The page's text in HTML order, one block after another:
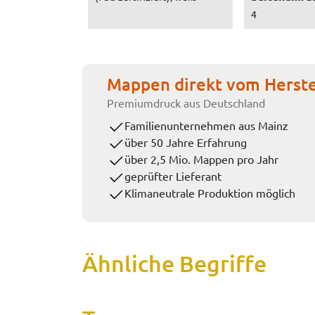
4
Mappen direkt vom
Premiumdruck aus Deutschland
Familienunternehmen aus Mainz
über 50 Jahre Erfahrung
über 2,5 Mio. Mappen pro Jahr
geprüfter Lieferant
Klimaneutrale Produktion möglich
Ähnliche Begriffe